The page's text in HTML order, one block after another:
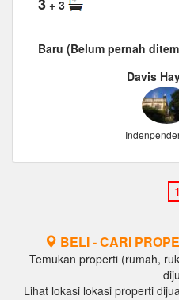
+ 3
Baru (Belum pernah
Davis
BELI - CARI
Temukan properti (rumah,
Lihat lokasi lokasi properti